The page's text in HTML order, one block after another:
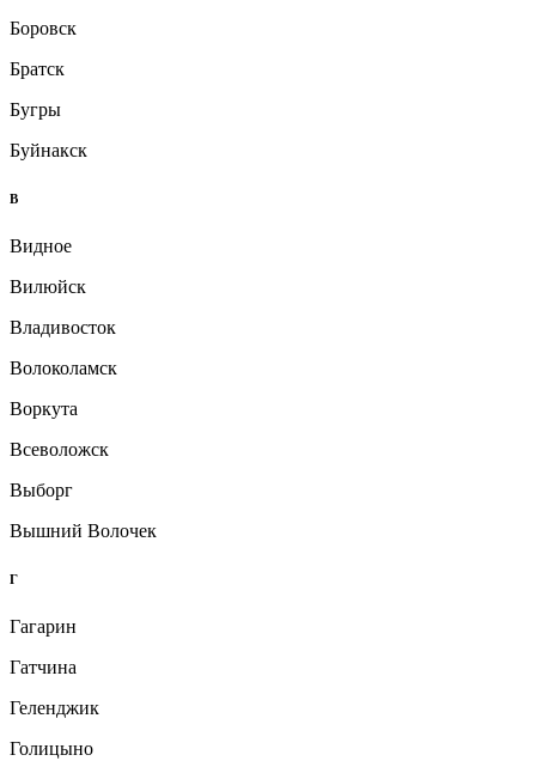
Боровск
Братск
Бугры
Буйнакск
В
Видное
Вилюйск
Владивосток
Волоколамск
Воркута
Всеволожск
Выборг
Вышний Волочек
Г
Гагарин
Гатчина
Геленджик
Голицыно